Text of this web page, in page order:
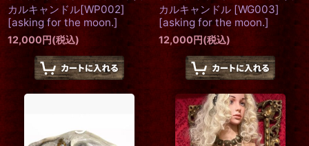
カルキャンドル[WP002]
[asking for the moon.]
12,000円(税込)
カルキャンドル [WG003]
[asking for the moon.]
12,000円(税込)